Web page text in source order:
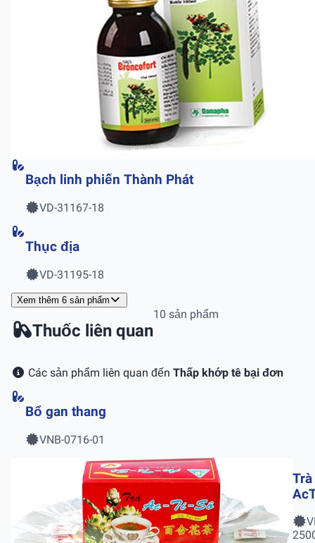
Bạch linh phiến Thành Phát
VD-31167-18
Thục địa
VD-31195-18
Xem thêm 6 sản phẩm
Thuốc liên quan
10 sản phẩm
Các sản phẩm liên quan đến Thấp khớp tê bại đơn
Bổ gan thang
VNB-0716-01
Trà